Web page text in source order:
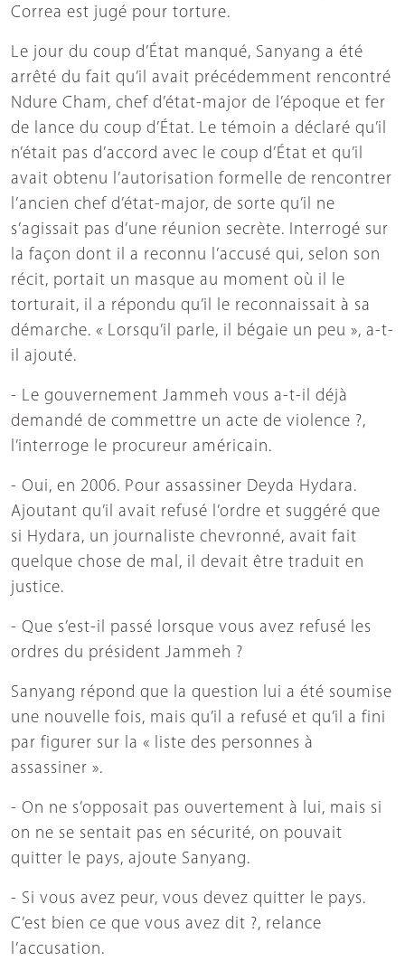
Correa est jugé pour torture.
Le jour du coup d’État manqué, Sanyang a été
arrêté du fait qu’il avait précédemment rencontré
Ndure Cham, chef d’état-major de l’époque et fer
de lance du coup d’État. Le témoin a déclaré qu’il
n’était pas d’accord avec le coup d’État et qu’il
avait obtenu l’autorisation formelle de rencontrer
l’ancien chef d’état-major, de sorte qu’il ne
s’agissait pas d’une réunion secrète. Interrogé sur
la façon dont il a reconnu l’accusé qui, selon son
récit, portait un masque au moment où il le
torturait, il a répondu qu’il le reconnaissait à sa
démarche. « Lorsqu’il parle, il bégaie un peu », a-t-
il ajouté.
- Le gouvernement Jammeh vous a-t-il déjà
demandé de commettre un acte de violence ?,
l’interroge le procureur américain.
- Oui, en 2006. Pour assassiner Deyda Hydara.
Ajoutant qu’il avait refusé l’ordre et suggéré que
si Hydara, un journaliste chevronné, avait fait
quelque chose de mal, il devait être traduit en
justice.
- Que s’est-il passé lorsque vous avez refusé les
ordres du président Jammeh ?
Sanyang répond que la question lui a été soumise
une nouvelle fois, mais qu’il a refusé et qu’il a fini
par figurer sur la « liste des personnes à
assassiner ».
- On ne s’opposait pas ouvertement à lui, mais si
on ne se sentait pas en sécurité, on pouvait
quitter le pays, ajoute Sanyang.
- Si vous avez peur, vous devez quitter le pays.
C’est bien ce que vous avez dit ?, relance
l’accusation.